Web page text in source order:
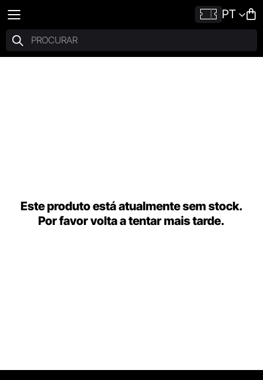
PT
Este produto está atualmente sem stock.
Por favor volta a tentar mais tarde.